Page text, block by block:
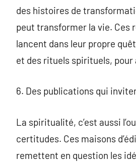
des histoires de
peut transformer la vie. Ces
lancent dans leur propre
et des rituels spirituels,
6. Des publications qui
La spiritualité, c’est aussi
certitudes. Ces maisons
remettent en question les